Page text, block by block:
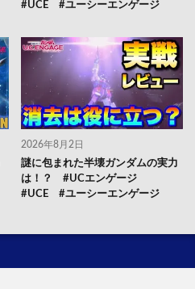
#UCE #ユーシーエンゲージ
2026年8月2日
謎に包まれた半壊ガンダムの実力
は！？ #UCエンゲージ
#UCE #ユーシーエンゲージ